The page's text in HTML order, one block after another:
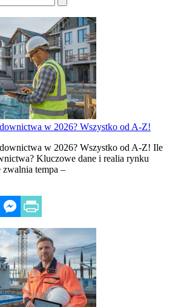
w 2026? Wszystko od A-Z!
w 2026? Wszystko od A-Z! Ile
Kluczowe dane i realia rynku
tempa –